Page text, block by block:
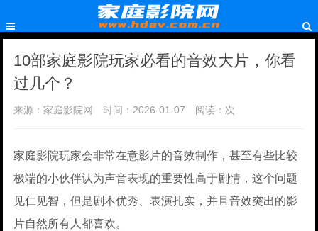
10部家庭影院玩家必看的音效大片，你看
过几个？
来源：家庭影院网 时间：2026-01-07 阅读： 次
家庭影院玩家会非常在意影片的音效制作，甚至有些比较
极端的小伙伴认为声音表现的重要性高于剧情，这个问题
见仁见智，但是剧本优秀、表演扎实，并且音效突出的影
片自然所有人都喜欢。